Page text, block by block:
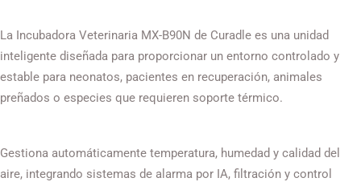
La Incubadora Veterinaria MX-B90N de Curadle es una unidad
inteligente diseñada para proporcionar un entorno controlado y
estable para neonatos, pacientes en recuperación, animales
preñados o especies que requieren soporte térmico.
Gestiona automáticamente temperatura, humedad y calidad del
aire, integrando sistemas de alarma por IA, filtración y control